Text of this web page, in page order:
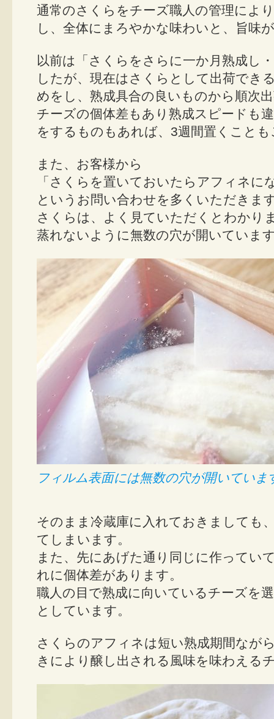
通常のさくらをチーズ職人の管理によ
し、全体にまろやかな味わいと、旨味
以前は「さくらをさらに一か月熟成し
したが、現在はさくらとして出荷でき
めをし、熟成具合の良いものから順次
チーズの個体差もあり熟成スピードも
をするものもあれば、3週間置くこと
また、お客様から
「さくらを置いておいたらアフィネに
というお問い合わせを多くいただきま
さくらは、よく見ていただくとわかり
蒸れないように無数の穴が開いていま
フィルム表面には無数の穴が開いていま
そのまま冷蔵庫に入れておきましても
てしまいます。
また、先にあげた通り同じに作ってい
れに個体差があります。
職人の目で熟成に向いているチーズを
としています。
さくらのアフィネは短い熟成期間なが
きにより醸し出される風味を味わえる